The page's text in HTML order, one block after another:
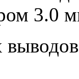
3.0